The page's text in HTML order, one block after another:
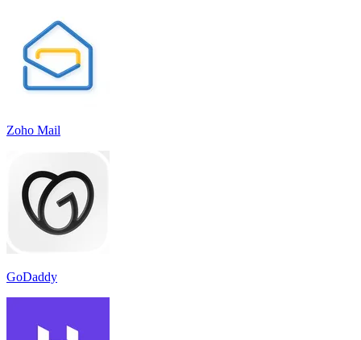
Zoho Mail
GoDaddy